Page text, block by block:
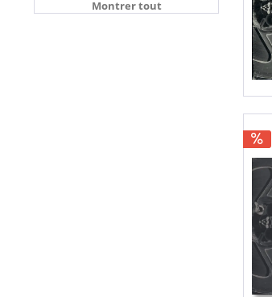
Montrer tout